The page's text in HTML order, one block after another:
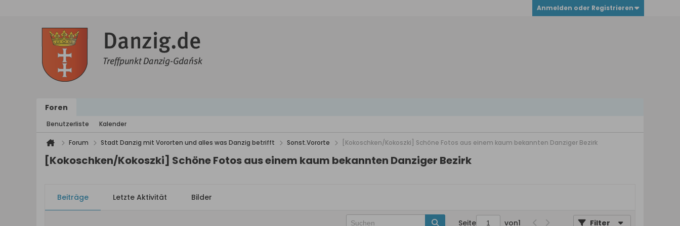
Anmelden oder Registrieren
Foren
Benutzerliste Kalender
Forum Stadt Danzig mit Vororten und alles was Danzig betrifft Sonst.Vororte [Kokoschken/Kokoszki] Schöne Fotos aus einem kaum bekannten Danziger Bezirk
[Kokoschken/Kokoszki] Schöne Fotos aus einem kaum bekannten Danziger Bezirk
Beiträge Letzte Aktivität Bilder
Seite von1 Filter